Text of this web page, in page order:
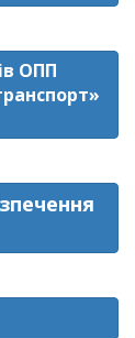
ОПП